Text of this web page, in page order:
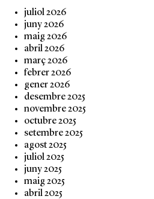
juliol 2026
juny 2026
maig 2026
abril 2026
març 2026
febrer 2026
gener 2026
desembre 2025
novembre 2025
octubre 2025
setembre 2025
agost 2025
juliol 2025
juny 2025
maig 2025
abril 2025